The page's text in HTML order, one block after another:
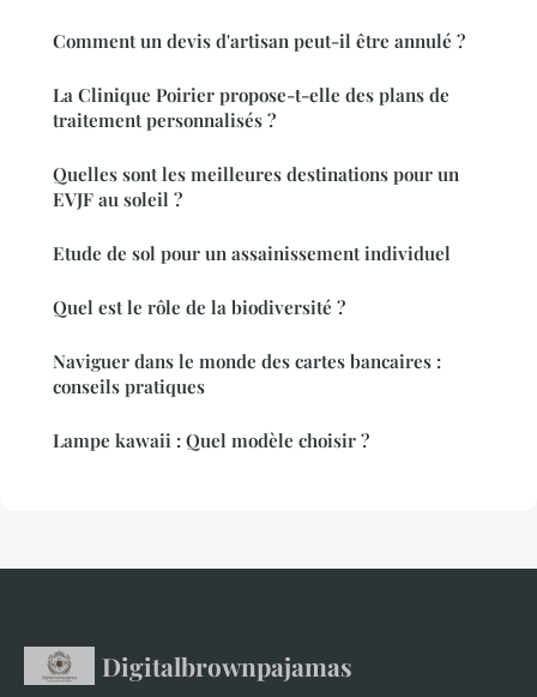
Comment un devis d'artisan peut-il être annulé ?
La Clinique Poirier propose-t-elle des plans de
traitement personnalisés ?
Quelles sont les meilleures destinations pour un
EVJF au soleil ?
Etude de sol pour un assainissement individuel
Quel est le rôle de la biodiversité ?
Naviguer dans le monde des cartes bancaires :
conseils pratiques
Lampe kawaii : Quel modèle choisir ?
Digitalbrownpajamas